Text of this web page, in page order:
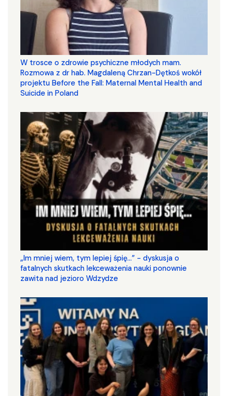
W trosce o zdrowie psychiczne młodych mam.
Rozmowa z dr hab. Magdaleną Chrzan-Dętkoś wokół
projektu Before the Fall: Maternal Mental Health and
Suicide in Poland
„Im mniej wiem, tym lepiej śpię...” - dyskusja o
fatalnych skutkach lekceważenia nauki ponownie
zawita nad jezioro Wdzydze